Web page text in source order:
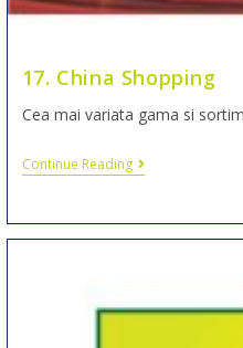
17. China Shopping
Cea mai variata gama si
Continue Reading